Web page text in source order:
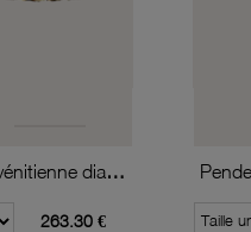
Chaîne en or jaune, maille vénitienne diamantée et torsadée
263.30 € Taille